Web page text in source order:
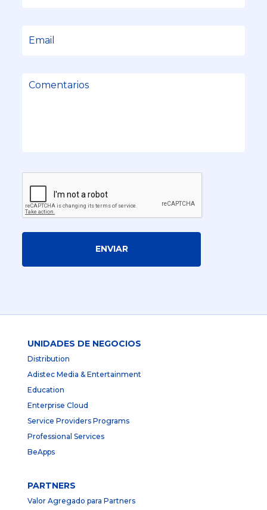
ENVIAR
UNIDADES DE NEGOCIOS
Distribution
Adistec Media & Entertainment
Education
Enterprise Cloud
Service Providers Programs
Professional Services
BeApps
PARTNERS
Valor Agregado para Partners